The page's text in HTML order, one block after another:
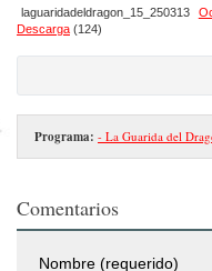
laguaridadeldragon_15_250313
Descarga (124)
Programa: - La Guarida del
Comentarios
Nombre (requerido)